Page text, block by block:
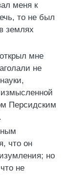
меня к
то не был
землях
мне
не
Персидским
что он
но
не